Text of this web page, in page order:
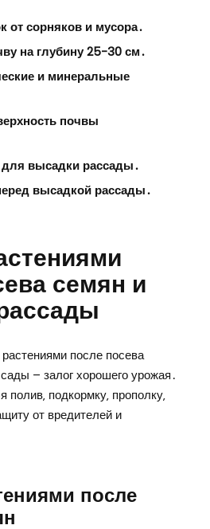
от сорняков и мусора․
на глубину 25-30 см․
и минеральные
почвы
высадки рассады․
высадкой рассады․
семян и
после посева
– залог хорошего урожая․
подкормку‚ прополку‚
от вредителей и
после